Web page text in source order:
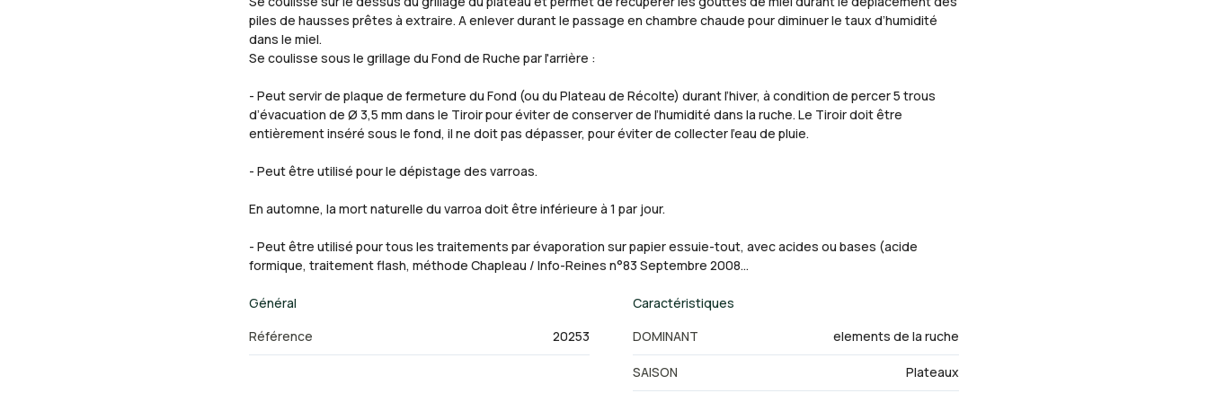
piles de hausses prêtes à extraire. A enlever durant le passage en chambre chaude pour diminuer le taux d’humidité
dans le miel.
Se coulisse sous le grillage du Fond de Ruche par l'arrière :
- Peut servir de plaque de fermeture du Fond (ou du Plateau de Récolte) durant l’hiver, à condition de percer 5 trous
d’évacuation de Ø 3,5 mm dans le Tiroir pour éviter de conserver de l’humidité dans la ruche. Le Tiroir doit être
entièrement inséré sous le fond, il ne doit pas dépasser, pour éviter de collecter l’eau de pluie.
- Peut être utilisé pour le dépistage des varroas.
En automne, la mort naturelle du varroa doit être inférieure à 1 par jour.
- Peut être utilisé pour tous les traitements par évaporation sur papier essuie-tout, avec acides ou bases (acide
formique, traitement flash, méthode Chapleau / Info-Reines n°83 Septembre 2008…
Général
Référence
20253
Caractéristiques
DOMINANT
elements de la ruche
SAISON Plateaux